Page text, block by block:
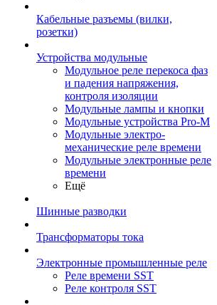
Кабельные разъемы (вилки,
розетки)
Устройства модульные
Модульное реле перекоса фаз
и падения напряжения,
контроля изоляции
Модульные лампы и кнопки
Модульные устройства Pro-M
Модульные электро-
механические реле времени
Модульные электронные реле
времени
Ещё
Шинные разводки
Трансформаторы тока
Электронные промышленные реле
Реле времени SST
Реле контроля SST